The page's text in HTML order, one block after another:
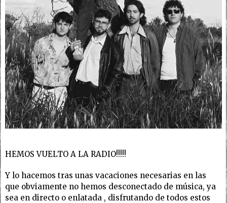
HEMOS VUELTO A LA RADIO!!!!!
Y lo hacemos tras unas vacaciones necesarias en las
que obviamente no hemos desconectado de música, ya
sea en directo o enlatada , disfrutando de todos estos